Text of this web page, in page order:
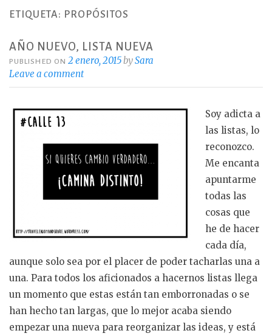
ETIQUETA: PROPÓSITOS
AÑO NUEVO, LISTA NUEVA
PUBLISHED ON2 enero, 2015bySara
Leave a comment
Soy adicta a
las listas, lo
reconozco.
Me encanta
apuntarme
todas las
cosas que
he de hacer
cada día,
aunque solo sea por el placer de poder tacharlas una a
una. Para todos los aficionados a hacernos listas llega
un momento que estas están tan emborronadas o se
han hecho tan largas, que lo mejor acaba siendo
empezar una nueva para reorganizar las ideas, y está